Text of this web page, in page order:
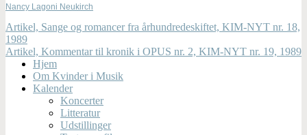
Nancy Lagoni Neukirch
Artikel, Sange og romancer fra århundredeskiftet, KIM-NYT nr. 18,
1989
Artikel, Kommentar til kronik i OPUS nr. 2, KIM-NYT nr. 19, 1989
Hjem
Om Kvinder i Musik
Kalender
Koncerter
Litteratur
Udstillinger